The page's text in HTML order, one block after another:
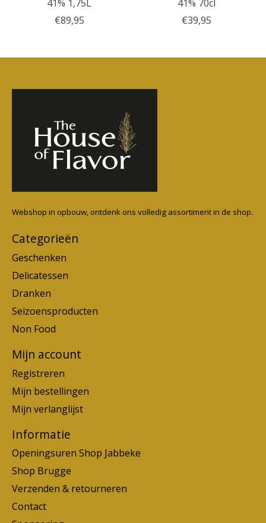
41% 1,75L
€89,95
41% 70cl
€39,95
Webshop in opbouw, ontdenk ons volledig assortiment in de shop.
Categorieën
Geschenken
Delicatessen
Dranken
Seizoensproducten
Non Food
Mijn account
Registreren
Mijn bestellingen
Mijn verlanglijst
Informatie
Openingsuren Shop Jabbeke
Shop Brugge
Verzenden & retourneren
Contact